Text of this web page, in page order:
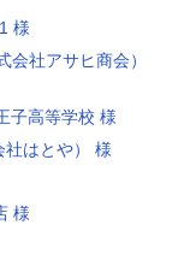
様
会社アサヒ商会）
子高等学校 様
社はとや） 様
様